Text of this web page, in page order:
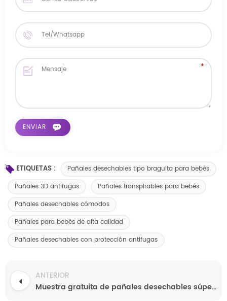
ETIQUETAS :
Pañales desechables tipo braguita para bebés
Pañales 3D antifugas
Pañales transpirables para bebés
Pañales desechables cómodos
Pañales para bebés de alta calidad
Pañales desechables con protección antifugas
ANTERIOR
Muestra gratuita de pañales desechables súper suaves de primera calidad para bebés al por mayor. Todos los tamaños disponibles.